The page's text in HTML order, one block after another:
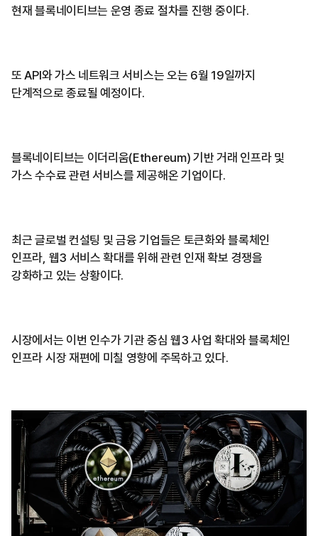
현재 블록네이티브는 운영 종료 절차를 진행 중이다.
또 API와 가스 네트워크 서비스는 오는 6월 19일까지
단계적으로 종료될 예정이다.
블록네이티브는 이더리움(Ethereum) 기반 거래 인프라 및
가스 수수료 관련 서비스를 제공해온 기업이다.
최근 글로벌 컨설팅 및 금융 기업들은 토큰화와 블록체인
인프라, 웹3 서비스 확대를 위해 관련 인재 확보 경쟁을
강화하고 있는 상황이다.
시장에서는 이번 인수가 기관 중심 웹3 사업 확대와 블록체인
인프라 시장 재편에 미칠 영향에 주목하고 있다.